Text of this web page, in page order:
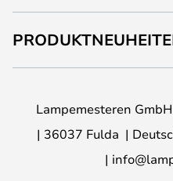
Lampemesteren GmbH
36037 Fulda